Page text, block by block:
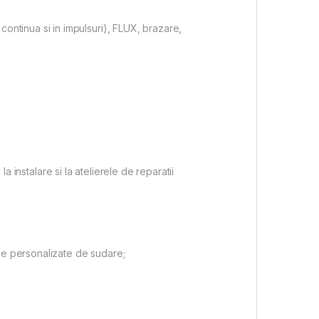
si in impulsuri), FLUX, brazare,
instalare si la atelierele de reparatii
personalizate de sudare;